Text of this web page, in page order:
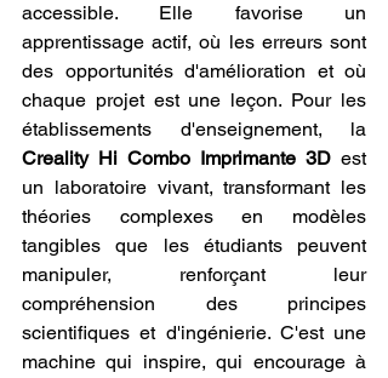
accessible. Elle favorise un
apprentissage actif, où les erreurs sont
des opportunités d'amélioration et où
chaque projet est une leçon. Pour les
Creality Hi Combo Imprimante 3D est
un laboratoire vivant, transformant les
théories complexes en modèles
tangibles que les étudiants peuvent
manipuler, renforçant leur
compréhension des principes
scientifiques et d'ingénierie. C'est une
machine qui inspire, qui encourage à